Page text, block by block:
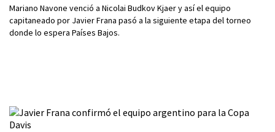
Mariano Navone venció a Nicolai Budkov Kjaer y así el equipo
capitaneado por Javier Frana pasó a la siguiente etapa del torneo
donde lo espera Países Bajos.